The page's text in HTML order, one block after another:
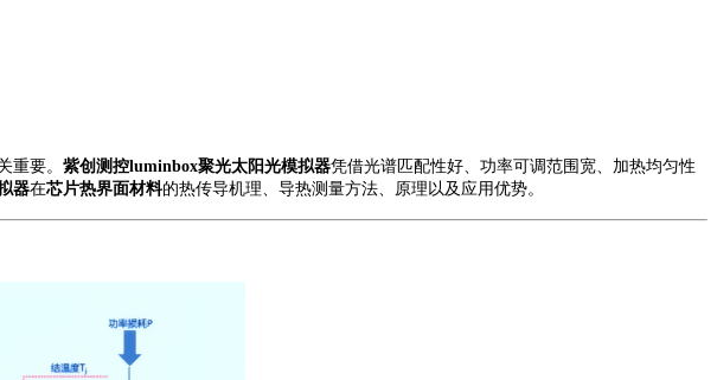
重要。 紫创测控luminbox聚光太阳光模拟器凭借光谱匹配性好、功率可调范围宽、加热均匀性
器在芯片热界面材料的热传导机理、 导热测量方法、原理以及应用优势。